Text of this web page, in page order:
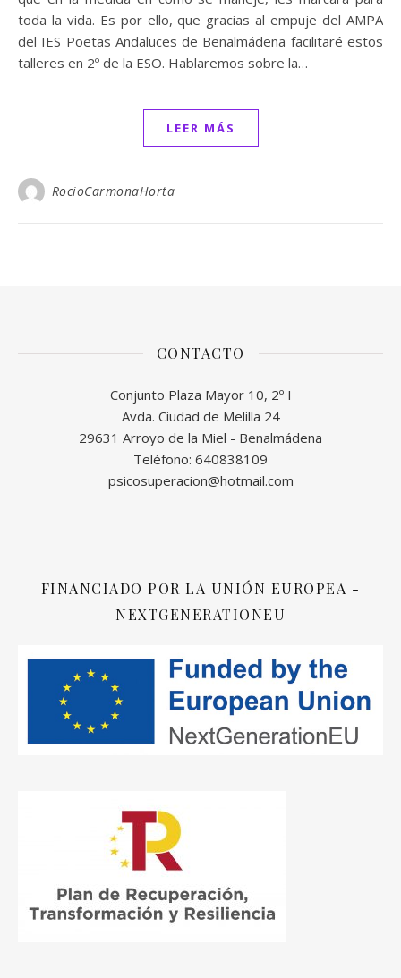
toda la vida. Es por ello, que gracias al empuje del AMPA
del IES Poetas Andaluces de Benalmádena facilitaré estos
talleres en 2º de la ESO. Hablaremos sobre la…
LEER MÁS
RocioCarmonaHorta
CONTACTO
Conjunto Plaza Mayor 10, 2º I
Avda. Ciudad de Melilla 24
29631 Arroyo de la Miel - Benalmádena
Teléfono: 640838109
psicosuperacion@hotmail.com
FINANCIADO POR LA UNIÓN EUROPEA -
NEXTGENERATIONEU